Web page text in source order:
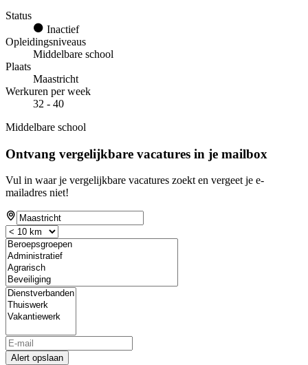
Status
Inactief
Opleidingsniveaus
Middelbare school
Plaats
Maastricht
Werkuren per week
32 - 40
Middelbare school
Ontvang vergelijkbare vacatures in je mailbox
Vul in waar je vergelijkbare vacatures zoekt en vergeet je e-
mailadres niet!
Alert opslaan